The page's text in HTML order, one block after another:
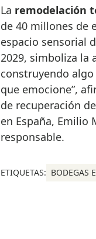
La remodelación
de 40 millones de
espacio sensorial
2029, simboliza la
construyendo
que emocione”,
de recuperación
en España, Emilio
responsable.
ETIQUETAS: BODEGAS